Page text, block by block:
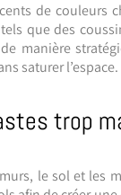
de couleurs
que des
manière
saturer l’espace.
trop
le sol et les